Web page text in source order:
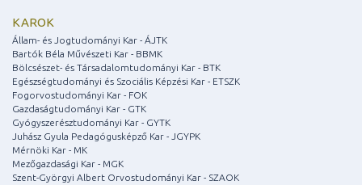
KAROK
Állam- és Jogtudományi Kar - ÁJTK
Bartók Béla Művészeti Kar - BBMK
Bölcsészet- és Társadalomtudományi Kar - BTK
Egészségtudományi és Szociális Képzési Kar - ETSZK
Fogorvostudományi Kar - FOK
Gazdaságtudományi Kar - GTK
Gyógyszerésztudományi Kar - GYTK
Juhász Gyula Pedagógusképző Kar - JGYPK
Mérnöki Kar - MK
Mezőgazdasági Kar - MGK
Szent-Györgyi Albert Orvostudományi Kar - SZAOK